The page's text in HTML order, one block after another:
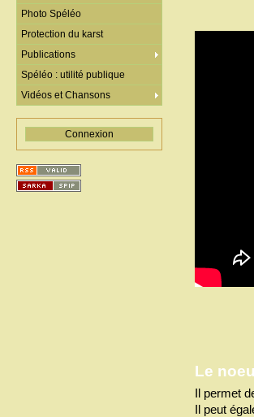
Le
Il permet
Il peut
Photo Spéléo
Protection du karst
Publications
Spéléo : utilité publique
Vidéos et Chansons
Connexion